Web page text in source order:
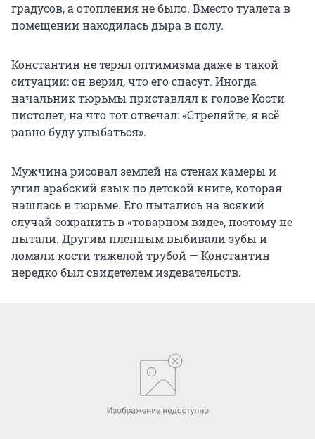
градусов, а отопления не было. Вместо туалета в
помещении находилась дыра в полу.
Константин не терял оптимизма даже в такой
ситуации: он верил, что его спасут. Иногда
начальник тюрьмы приставлял к голове Кости
пистолет, на что тот отвечал: «Стреляйте, я всё
равно буду улыбаться».
Мужчина рисовал землей на стенах камеры и
учил арабский язык по детской книге, которая
нашлась в тюрьме. Его пытались на всякий
случай сохранить в «товарном виде», поэтому не
пытали. Другим пленным выбивали зубы и
ломали кости тяжелой трубой — Константин
нередко был свидетелем издевательств.